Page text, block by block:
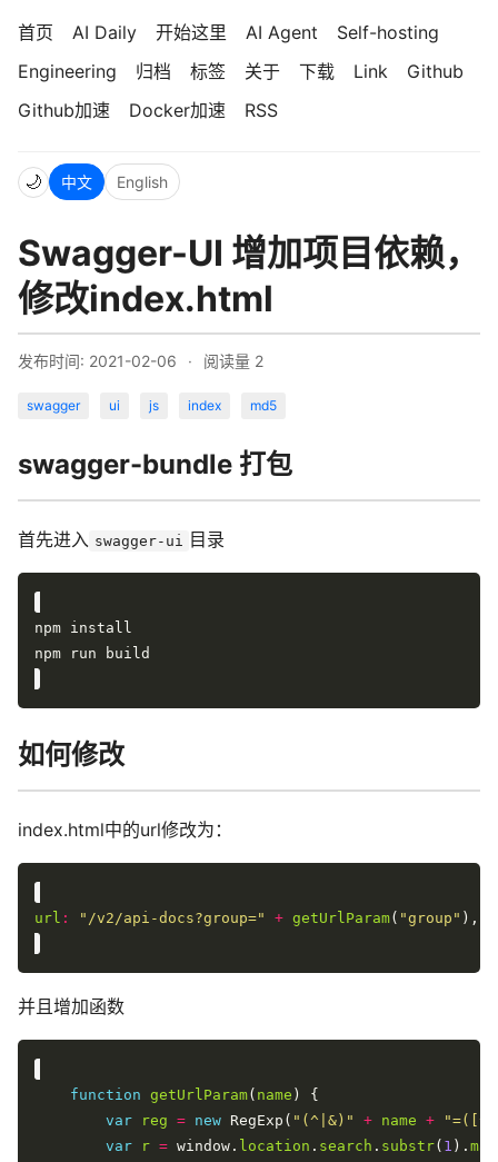
首页 AI Daily 开始这里 AI Agent
Self-hosting
Engineering
归档 标签 关于 下载 Link
Github
Github加速
Docker加速 RSS
🌙 中文 English
Swagger-UI 增加项目依赖，
修改index.html
发布时间: 2021-02-06 · 阅读量 2
swagger ui js index md5
swagger-bundle 打包
首先进入 swagger-ui 目录
如何修改
index.html中的url修改为：
url : "/v2/api-docs?group=" + getUrlParam( "group"
并且增加函数
function getUrlParam( name
var
reg = new RegExp( "(^|&)" + name +
var
r = window. location . search . substr( 1 ).